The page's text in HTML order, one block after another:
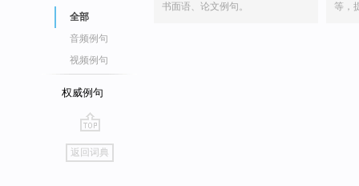
全部
音频例句
视频例句
权威例句
go
top
返回词典
书面语、论文例句。
等，